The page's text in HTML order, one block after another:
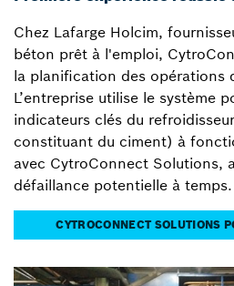
Chez Lafarge Holcim,
béton prêt à l'emploi,
la planification des opérations
L’entreprise utilise le système
indicateurs clés du
constituant du ciment) à
avec CytroConnect Solutions,
défaillance potentielle à temps.
CYTROCONNECT SOLUTIONS